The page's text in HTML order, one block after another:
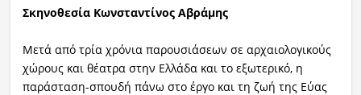
Σκηνοθεσία Κωνσταντίνος Αβράμης
Μετά από τρία χρόνια παρουσιάσεων σε αρχαιολογικούς
χώρους και θέατρα στην Ελλάδα και το εξωτερικό, η
παράσταση-σπουδή πάνω στο έργο και τη ζωή της Εύας